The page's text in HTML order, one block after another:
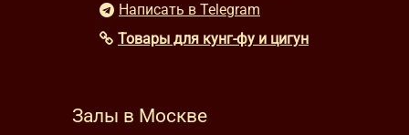
Написать в Telegram
Товары для кунг-фу и цигун
Залы в Москве